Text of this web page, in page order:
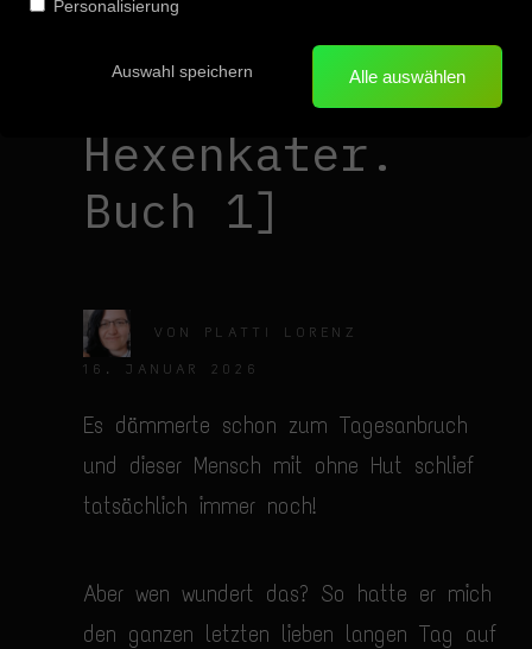
[Tyrrin
Hexenkater.
Buch 1]
VON PLATTI LORENZ
16. JANUAR 2026
Es dämmerte schon zum Tagesanbruch
und dieser Mensch mit ohne Hut schlief
tatsächlich immer noch!
Aber wen wundert das? So hatte er mich
den ganzen letzten lieben langen Tag auf
Personalisierung
Auswahl speichern Alle auswählen